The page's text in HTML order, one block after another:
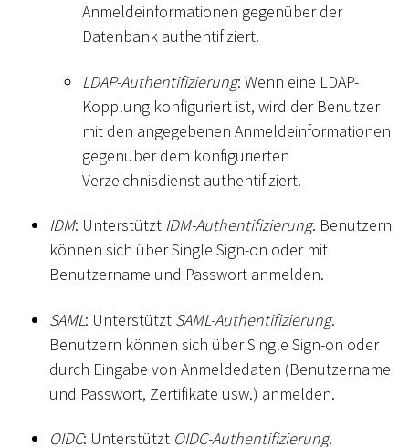
Anmeldeinformationen gegenüber der
Datenbank authentifiziert.
LDAP-Authentifizierung: Wenn eine LDAP-
Kopplung konfiguriert ist, wird der Benutzer
mit den angegebenen Anmeldeinformationen
gegenüber dem konfigurierten
Verzeichnisdienst authentifiziert.
IDM: Unterstützt IDM-Authentifizierung. Benutzern
können sich über Single Sign-on oder mit
Benutzername und Passwort anmelden.
SAML: Unterstützt SAML-Authentifizierung.
Benutzern können sich über Single Sign-on oder
durch Eingabe von Anmeldedaten (Benutzername
und Passwort, Zertifikate usw.) anmelden.
OIDC: Unterstützt OIDC-Authentifizierung.